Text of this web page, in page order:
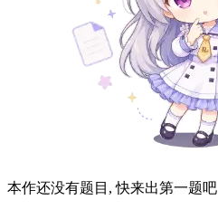
本作还没有题目, 快来出第一题吧